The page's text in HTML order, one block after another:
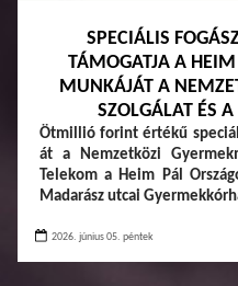
SPECIÁLIS
TÁMOGATJA A
MUNKÁJÁT A
SZOLGÁLAT ÉS
Ötmillió forint értékű
át a Nemzetközi
Telekom a Heim Pál
Madarász utcai
2026. június 05. péntek